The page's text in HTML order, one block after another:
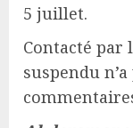
5 juillet.
Contacté par
suspendu